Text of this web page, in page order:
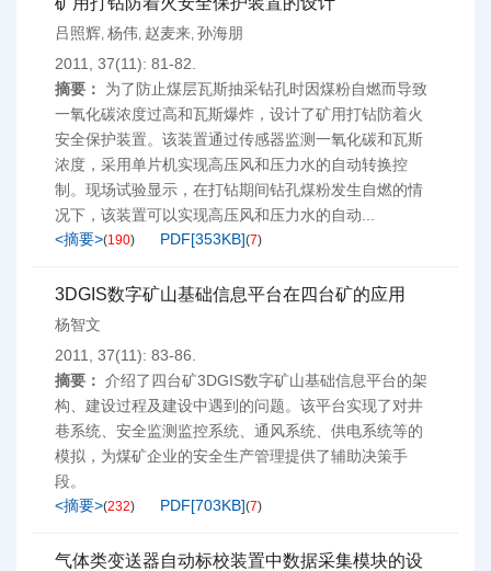
吕照辉, 杨伟, 赵麦来, 孙海朋
2011, 37(11): 81-82.
摘要：
为了防止煤层瓦斯抽采钻孔时因煤粉自燃而导致
一氧化碳浓度过高和瓦斯爆炸，设计了矿用打钻防着火
安全保护装置。该装置通过传感器监测一氧化碳和瓦斯
浓度，采用单片机实现高压风和压力水的自动转换控
制。现场试验显示，在打钻期间钻孔煤粉发生自燃的情
况下，该装置可以实现高压风和压力水的自动...
<摘要>(190) PDF[353KB](7)
3DGIS数字矿山基础信息平台在四台矿的应用
杨智文
2011, 37(11): 83-86.
摘要： 介绍了四台矿3DGIS数字矿山基础信息平台的架
构、建设过程及建设中遇到的问题。该平台实现了对井
巷系统、安全监测监控系统、通风系统、供电系统等的
模拟，为煤矿企业的安全生产管理提供了辅助决策手
段。
<摘要>(232) PDF[703KB](7)
气体类变送器自动标校装置中数据采集模块的设